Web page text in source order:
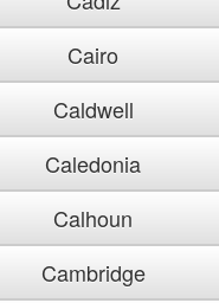
Cairo
Caldwell
Caledonia
Calhoun
Cambridge